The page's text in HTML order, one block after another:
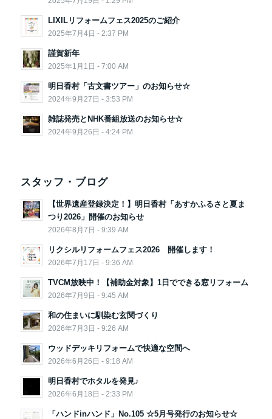
LIXILリフォームフェス2025のご紹介
2025年7月4日 - 2:37 PM
謹賀新年
2025年1月1日 - 7:00 AM
明日香村「古文書ツアー」のお知らせ☆
2024年9月27日 - 3:53 PM
雑誌発売とNHK番組放送のお知らせ☆
2024年9月26日 - 4:24 PM
スタッフ・ブログ
【世界遺産登録決定！】明日香村「あすかふるさと夏ま
つり2026」開催のお知らせ
2026年8月7日 - 9:39 AM
リクシルリフォームフェス2026 開催します！
2026年7月17日 - 9:36 AM
TVCM放映中！【補助金対象】1日でできる窓リフォーム
2026年7月9日 - 9:45 AM
和の住まいに馴染む玄関づくり
2026年7月3日 - 9:26 AM
ウッドデッキリフォームで快適な空間へ
2026年6月26日 - 9:18 AM
明日香村でホタルを発見♪
2026年6月18日 - 2:33 PM
「ハンドinハンド」No.105 ☆5月号発行のお知らせ☆